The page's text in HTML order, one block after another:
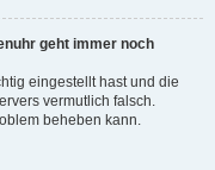
geht immer noch
eingestellt hast und die
vermutlich falsch.
beheben kann.